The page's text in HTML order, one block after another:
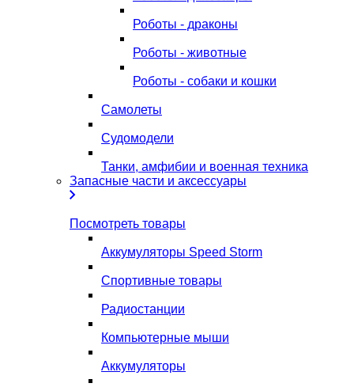
Роботы - драконы
Роботы - животные
Роботы - собаки и кошки
Самолеты
Судомодели
Танки, амфибии и военная техника
Запасные части и аксессуары
Посмотреть товары
Аккумуляторы Speed Storm
Спортивные товары
Радиостанции
Компьютерные мыши
Аккумуляторы